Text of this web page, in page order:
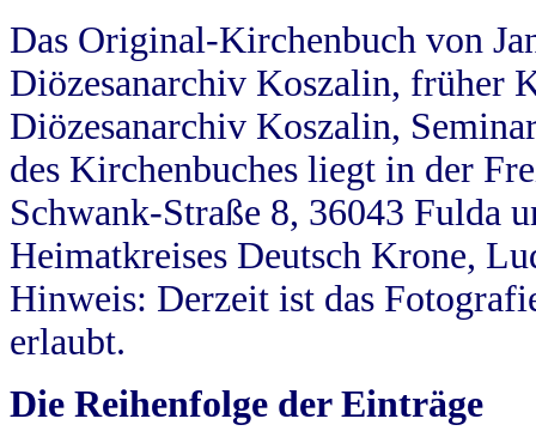
Das Original-Kirchenbuch von
Diözesanarchiv Koszalin, früher
Diözesanarchiv Koszalin,
des Kirchenbuches liegt in der
Schwank-Straße 8, 36043 Fulda
Heimatkreises Deutsch Krone,
Hinweis: Derzeit ist das
erlaubt.
Die Reihenfolge der Einträge